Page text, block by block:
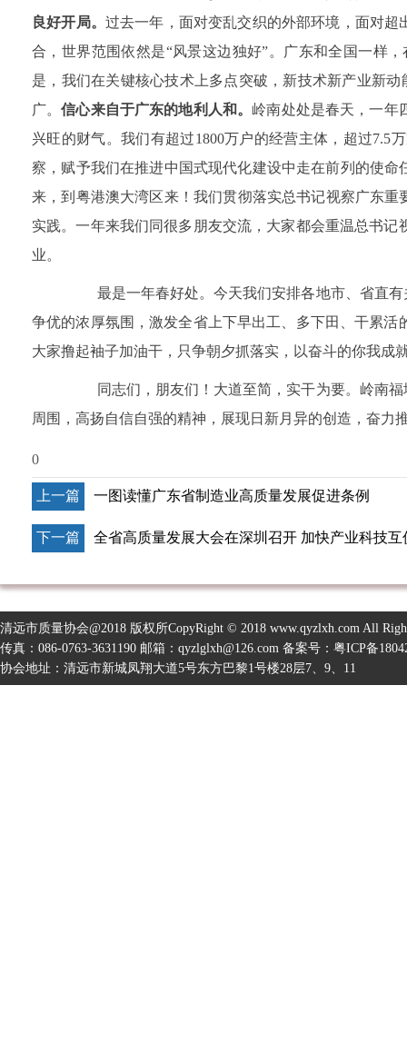
良好开局。 过去一年，面对变乱交织的外部环境，面对
合，世界范围依然是“风景这边独好”。广东和全国一样
是，我们在关键核心技术上多点突破，新技术新产业新
广。信心来自于广东的地利人和。岭南处处是春天，一年
兴旺的财气。我们有超过1800万户的经营主体，超过7.5
察，赋予我们在推进中国式现代化建设中走在前列的使
来，到粤港澳大湾区来！我们贯彻落实总书记视察广东
实践。一年来我们同很多朋友交流，大家都会重温总书
业。
最是一年春好处。今天我们安排各地市、省直有
争优的浓厚氛围，激发全省上下早出工、多下田、干累
大家撸起袖子加油干，只争朝夕抓落实，以奋斗的你我成
同志们，朋友们！大道至简，实干为要。岭南福
周围，高扬自信自强的精神，展现日新月异的创造，奋力
0
上一篇 一图读懂广东省制造业高质量发展促进条例
下一篇 全省高质量发展大会在深圳召开 加快产业科技
清远市质量协会@2018 版权所CopyRight © 2018 www.qyzlxh.com All
传真：086-0763-3631190 邮箱：qyzlglxh@126.com 备案号： 粤ICP备
协会地址：清远市新城凤翔大道5号东方巴黎1号楼28层7、9、11